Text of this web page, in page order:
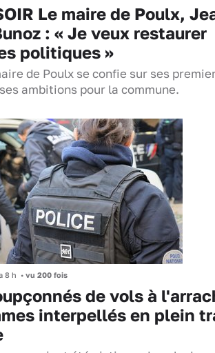
Le maire de Poulx,
: « Je veux restaurer
politiques »
de Poulx se confie sur ses
ambitions pour la commune.
8 h • vu 200 fois
de vols à
interpellés en plein